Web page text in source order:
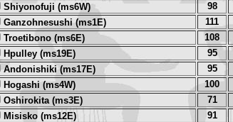
Shiyonofuji (ms6W) 98
Ganzohnesushi (ms1E) 111
Troetibono (ms6E) 108
Hpulley (ms19E) 95
Andonishiki (ms17E) 95
Hogashi (ms4W) 100
Oshirokita (ms3E) 71
Misisko (ms12E) 91